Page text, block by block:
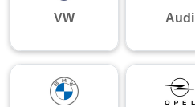
VW Audi